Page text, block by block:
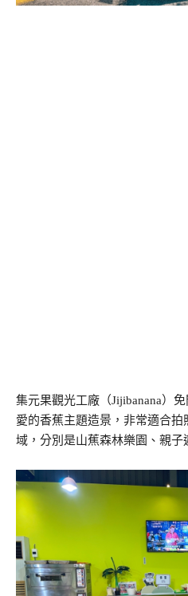
集元果觀光工廠（Jijibanana）
愛的香蕉主題造景，非常適合
域，分別是山蕉森林樂園、親子